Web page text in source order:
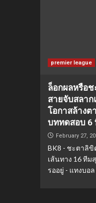
premier league
ล็อกผลหรือช
สายจับสลา
โอกาสล้างต
บททดสอบ 6
February 27,
BK8 - ชะตาลิขิ
เส้นทาง 16 ที
รออยู่ - แทงบอ